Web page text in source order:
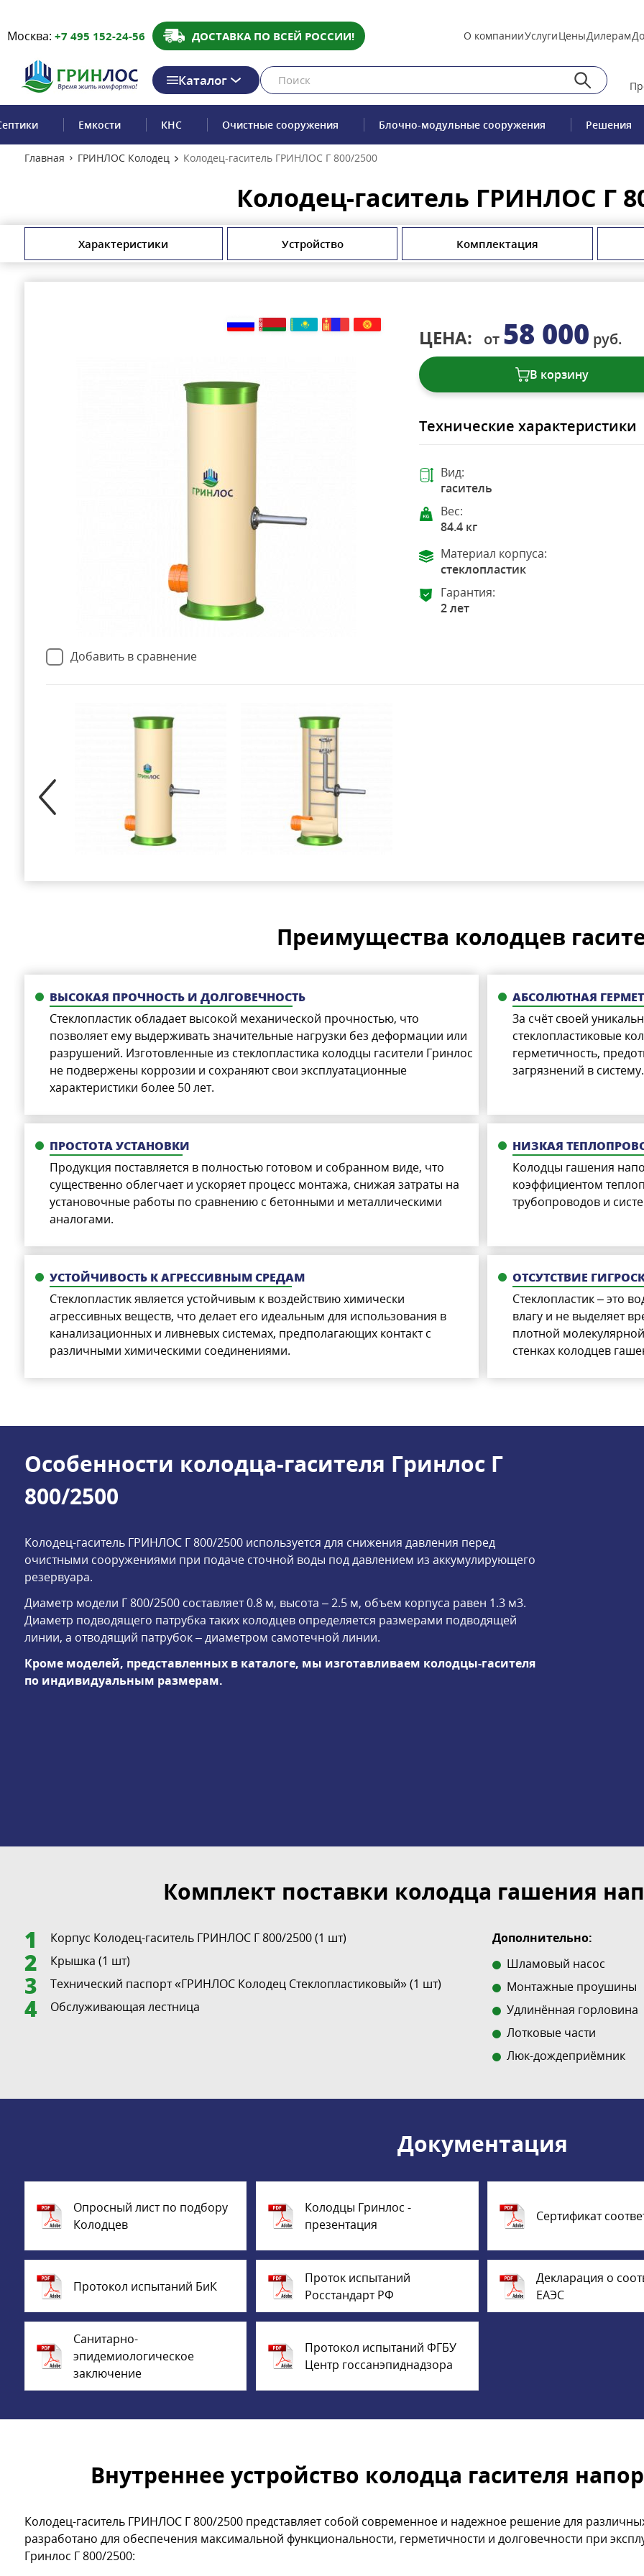
Москва: +7 495 152-24-56 ДОСТАВКА ПО ВСЕЙ РОССИИ! О компанииУслугиЦеныДилерам
Каталог
Емкости КНС Очистные сооружения Блочно-модульные сооружения Решения
Главная ГРИНЛОС Колодец Колодец-гаситель ГРИНЛОС Г 800/2500
Колодец-гаситель ГРИНЛОС Г
Характеристики Устройство Комплектация
Добавить в сравнение
ЦЕНА: от 58 000 руб.
В корзину
Технические характеристики
Вид:
гаситель
Вес:
84.4 кг
Материал корпуса:
стеклопластик
Гарантия:
2 лет
Преимущества колодцев
ВЫСОКАЯ ПРОЧНОСТЬ И ДОЛГОВЕЧНОСТЬ
Стеклопластик обладает высокой механической прочностью, что
позволяет ему выдерживать значительные нагрузки без деформации или
разрушений. Изготовленные из стеклопластика колодцы гасители Гринлос
не подвержены коррозии и сохраняют свои эксплуатационные
характеристики более 50 лет.
АБСОЛЮТНАЯ
За счёт своей
стеклопластиковые
герметичность,
загрязнений в систему.
ПРОСТОТА УСТАНОВКИ
Продукция поставляется в полностью готовом и собранном виде, что
существенно облегчает и ускоряет процесс монтажа, снижая затраты на
установочные работы по сравнению с бетонными и металлическими
аналогами.
НИЗКАЯ
Колодцы гашения
коэффициентом
трубопроводов и
УСТОЙЧИВОСТЬ К АГРЕССИВНЫМ СРЕДАМ
Стеклопластик является устойчивым к воздействию химически
агрессивных веществ, что делает его идеальным для использования в
канализационных и ливневых системах, предполагающих контакт с
различными химическими соединениями.
ОТСУТСТВИЕ
Стеклопластик – это
влагу и не выделяет
плотной
стенках колодцев
Особенности колодца-гасителя Гринлос Г
800/2500
Колодец-гаситель ГРИНЛОС Г 800/2500 используется для снижения давления перед
очистными сооружениями при подаче сточной воды под давлением из аккумулирующего
резервуара.
Диаметр модели Г 800/2500 составляет 0.8 м, высота – 2.5 м, объем корпуса равен 1.3 м3.
Диаметр подводящего патрубка таких колодцев определяется размерами подводящей
линии, а отводящий патрубок – диаметром самотечной линии.
Кроме моделей, представленных в каталоге, мы изготавливаем колодцы-гасителя
по индивидуальным размерам.
Комплект поставки колодца гашения
Корпус Колодец-гаситель ГРИНЛОС Г 800/2500 (1 шт)
Крышка (1 шт)
Технический паспорт «ГРИНЛОС Колодец Стеклопластиковый» (1 шт)
Обслуживающая лестница
Дополнительно:
Шламовый насос
Монтажные проушины
Удлинённая горловина
Лотковые части
Люк-дождеприёмник
Документация
Опросный лист по подбору
Колодцев
Колодцы Гринлос -
презентация
Сертификат
Протокол испытаний БиК
Проток испытаний
Росстандарт РФ
Декларация о
ЕАЭС
Санитарно-
эпидемиологическое
заключение
Протокол испытаний ФГБУ
Центр госсанэпиднадзора
Внутреннее устройство колодца гасителя
Колодец-гаситель ГРИНЛОС Г 800/2500 представляет собой современное и надежное решение для
разработано для обеспечения максимальной функциональности, герметичности и долговечности при
Гринлос Г 800/2500: